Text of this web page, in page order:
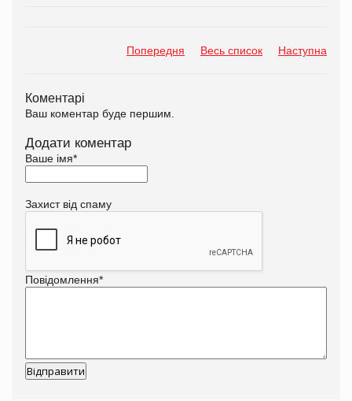
Попередня Весь список Наступна
Коментарі
Ваш коментар буде першим.
Додати коментар
Ваше імя*
Захист від спаму
Повідомлення*